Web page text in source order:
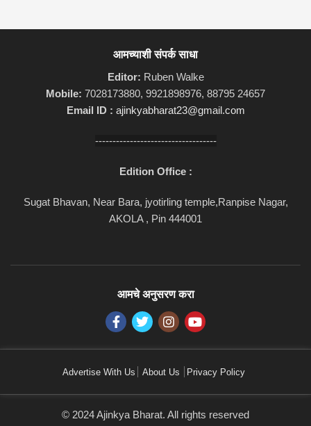
आमच्याशी संपर्क साधा
Editor: Ruben Walke
Mobile: 7028173880, 9921898976, 88795 24657
Email ID : ajinkyabharat23@gmail.com
-----------------------------------
Edition Office :
Sugat Bhavan, Near Bara, jyotirling temple,Ranpise Nagar,
AKOLA , Pin 444001
आमचे अनुसरण करा
Advertise With Us About Us Privacy Policy
© 2024 Ajinkya Bharat. All rights reserved